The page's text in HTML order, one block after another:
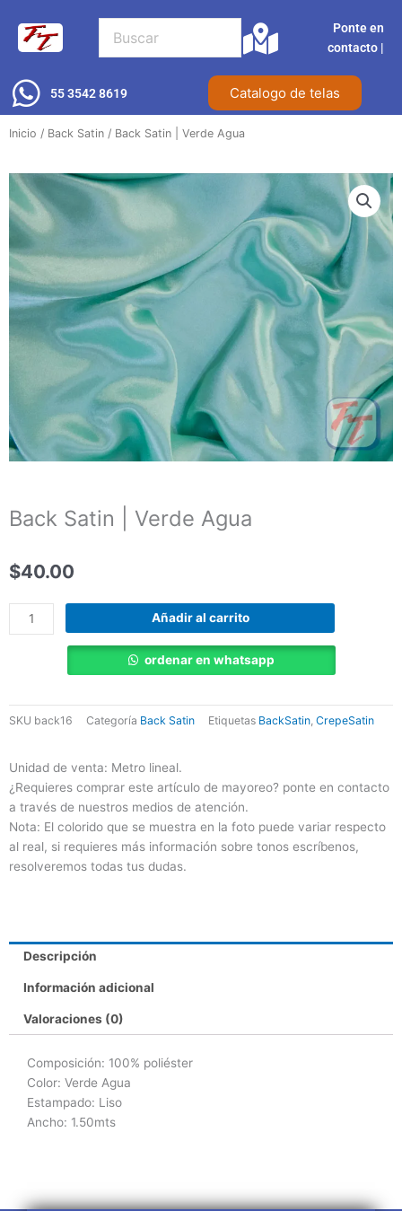
contenido
Ponte en
contacto |​
55 3542 8619 Catalogo de telas
Inicio / Back Satin / Back Satin | Verde Agua
Back Satin | Verde Agua
$40.00
Back
Satin
Añadir al carrito
ordenar en whatsapp
SKU back16 Categoría Back Satin Etiquetas BackSatin, CrepeSatin
Unidad de venta: Metro lineal.
¿Requieres comprar este artículo de mayoreo? ponte en contacto
a través de nuestros medios de atención.
Nota: El colorido que se muestra en la foto puede variar respecto
al real, si requieres más información sobre tonos escríbenos,
resolveremos todas tus dudas.
Descripción
Información adicional
Valoraciones (0)
Composición: 100% poliéster
Color: Verde Agua
Estampado: Liso
Ancho: 1.50mts